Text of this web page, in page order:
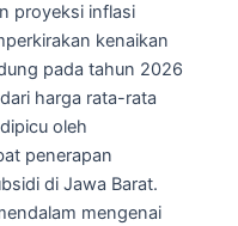
proyeksi inflasi
kenaikan
pada tahun 2026
harga rata-rata
oleh
penerapan
di Jawa Barat.
mengenai